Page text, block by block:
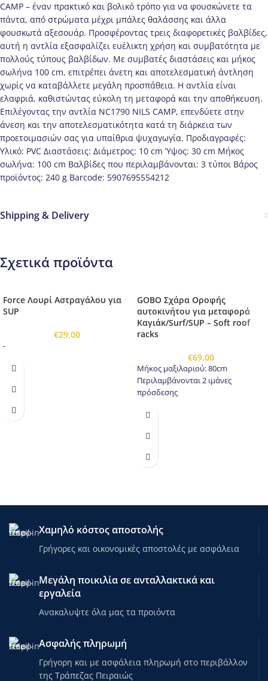
CAMP – έναν πρακτικό και βολικό τρόπο για να φουσκώνετε τα
πάντα, από στρώματα μέχρι μπάλες θαλάσσης και άλλα
φουσκωτά αξεσουάρ. Προσφέροντας τρεις διαφορετικές βαλβίδες,
αυτή η αντλία εξασφαλίζει ευέλικτη χρήση και συμβατότητα με
πολλούς τύπους βαλβίδων. Με συμβατές διαστάσεις και μήκος
σωλήνα 100 cm, επιτρέπει άνετη και αποτελεσματική άντληση
χωρίς να καταβάλλετε μεγάλη προσπάθεια. Η αντλία είναι
ελαφριά, καθιστώντας εύκολη τη μεταφορά και την αποθήκευση.
Επιλέγοντας την αντλία NC1790 NILS CAMP, επενδύετε στην
άνεση και την αποτελεσματικότητα κατά τη διάρκεια των
προετοιμασιών σας για υπαίθρια ψυχαγωγία. Προδιαγραφές:
Υλικό: PVC Διαστάσεις: Διάμετρος: 10 cm Ύψος: 30 cm Μήκος
σωλήνα: 100 cm Βαλβίδες που περιλαμβάνονται: 3 τύποι Βάρος
προϊόντος: 240 g Barcode: 5907695554212
Shipping & Delivery
Σχετικά προϊόντα
Force Λουρί Αστραγάλου για
SUP
€29,00
-
GOBO Σχάρα Οροφής
αυτοκινήτου για μεταφορά
Καγιάκ/Surf/SUP – Soft roof
racks
€69,00
Μήκος μαξιλαριού: 80cm
Περιλαμβάνονται 2 ιμάνες
πρόσδεσης
Χαμηλό κόστος αποστολής
Γρήγορες και οικονομικές αποστολές με ασφάλεια
Μεγάλη ποικιλία σε ανταλλακτικά και
εργαλεία
Ανακαλυψτε όλα μας τα προιόντα
Ασφαλής πληρωμή
Γρήγορη και με ασφάλεια πληρωμή στο περιβάλλον
της Τράπεζας Πειραιώς